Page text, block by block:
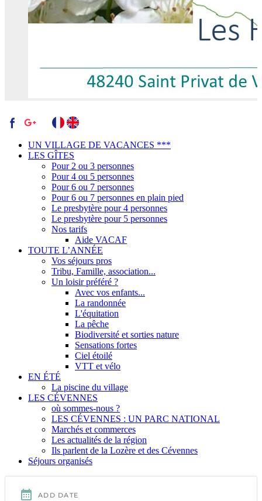
UN VILLAGE DE VACANCES ***
LES GÎTES
Pour 2 ou 3 personnes
Pour 4 ou 5 personnes
Pour 6 ou 7 personnes
Pour 6 ou 7 personnes en plain pied
Le presbytère pour 4 personnes
Le presbytère pour 5 personnes
Nos tarifs
Aide VACAF
TOUTE L’ANNÉE
Vos séjours pros
Tribu, Famille, association...
Un loisir préféré ?
Avec vos enfants...
La randonnée
L'équitation
La pêche
Biodiversité et sorties nature
Sensations fortes
Ciel étoilé
VTT et vélo
EN ÉTÉ
La piscine du village
LES CÉVENNES
où sommes-nous ?
LES CÉVENNES : UN PARC NATIONAL
Marchés et commerces
Les actualités de la région
Ils parlent de la Lozère et des Cévennes
Séjours organisés